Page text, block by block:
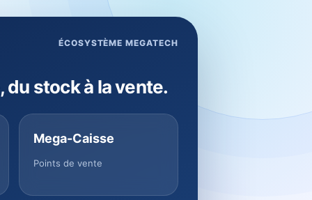
ÉCOSYSTÈME MEGATECH
du stock à la vente.
Mega-Caisse
Points de vente